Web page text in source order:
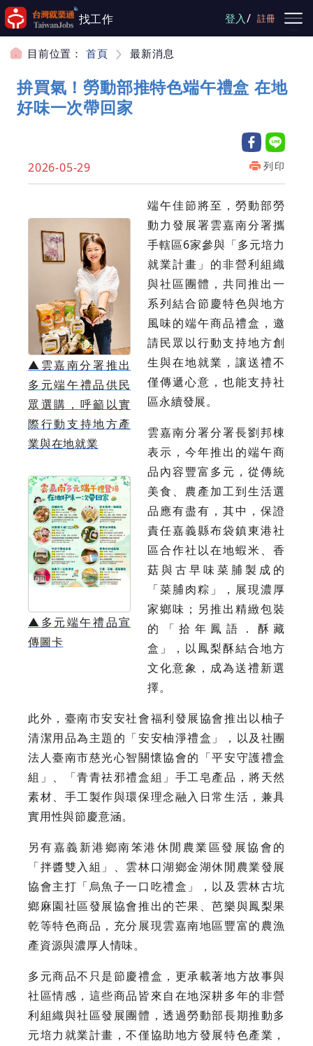
跳到主要內容
找工作 登入/ 註冊
目前位置： 首頁 最新消息
拚買氣！勞動部推特色端午禮盒 在地
好味一次帶回家
2026-05-29 列印
▲ 雲嘉南分署推出
多元端午禮品供民
眾選購，呼籲以實
際行動支持地方產
業與在地就業
▲ 多元端午禮品宣
傳圖卡
端午佳節將至，勞動部勞
動力發展署雲嘉南分署攜
手轄區6家參與「多元培力
就業計畫」的非營利組織
與社區團體，共同推出一
系列結合節慶特色與地方
風味的端午商品禮盒，邀
請民眾以行動支持地方創
生與在地就業，讓送禮不
僅傳遞心意，也能支持社
區永續發展。
雲嘉南分署分署長劉邦棟
表示，今年推出的端午商
品內容豐富多元，從傳統
美食、農產加工到生活選
品應有盡有，其中，保證
責任嘉義縣布袋鎮東港社
區合作社以在地蝦米、香
菇與古早味菜脯製成的
「菜脯肉粽」，展現濃厚
家鄉味；另推出精緻包裝
的「拾年鳳語．酥藏
盒」，以鳳梨酥結合地方
文化意象，成為送禮新選
擇。
此外，臺南市安安社會福利發展協會推出以柚子
清潔用品為主題的「安安柚淨禮盒」，以及社團
法人臺南市慈光心智關懷協會的「平安守護禮盒
組」、「青青祛邪禮盒組」手工皂產品，將天然
素材、手工製作與環保理念融入日常生活，兼具
實用性與節慶意涵。
另有嘉義新港鄉南笨港休閒農業區發展協會的
「拌醬雙入組」、雲林口湖鄉金湖休閒農業發展
協會主打「烏魚子一口吃禮盒」，以及雲林古坑
鄉麻園社區發展協會推出的芒果、芭樂與鳳梨果
乾等特色商品，充分展現雲嘉南地區豐富的農漁
產資源與濃厚人情味。
多元商品不只是節慶禮盒，更承載著地方故事與
社區情感，這些商品皆來自在地深耕多年的非營
利組織與社區發展團體，透過勞動部長期推動多
元培力就業計畫，不僅協助地方發展特色產業，